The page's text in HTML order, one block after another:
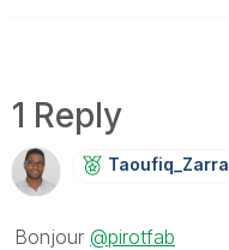
1 Reply
Taoufiq_Zarra
Bonjour @pirotfab